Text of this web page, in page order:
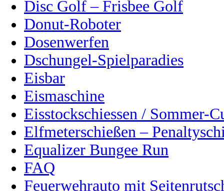
Disc Golf – Frisbee Golf
Donut-Roboter
Dosenwerfen
Dschungel-Spielparadies
Eisbar
Eismaschine
Eisstockschiessen / Sommer-
Elfmeterschießen –
Equalizer Bungee Run
FAQ
Feuerwehrauto mit